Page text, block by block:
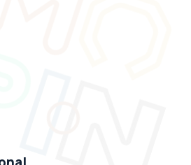
de acessibilidade